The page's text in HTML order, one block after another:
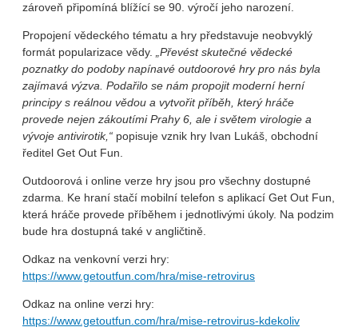
zároveň připomíná blížící se 90. výročí jeho narození.
Propojení vědeckého tématu a hry představuje neobvyklý
formát popularizace vědy. „Převést skutečné vědecké
poznatky do podoby napínavé outdoorové hry pro nás byla
zajímavá výzva. Podařilo se nám propojit moderní herní
principy s reálnou vědou a vytvořit příběh, který hráče
provede nejen zákoutími Prahy 6, ale i světem virologie a
vývoje antivirotik,“ popisuje vznik hry Ivan Lukáš, obchodní
ředitel Get Out Fun.
Outdoorová i online verze hry jsou pro všechny dostupné
zdarma. Ke hraní stačí mobilní telefon s aplikací Get Out Fun,
která hráče provede příběhem i jednotlivými úkoly. Na podzim
bude hra dostupná také v angličtině.
Odkaz na venkovní verzi hry:
https://www.getoutfun.com/hra/mise-retrovirus
Odkaz na online verzi hry:
https://www.getoutfun.com/hra/mise-retrovirus-kdekoliv